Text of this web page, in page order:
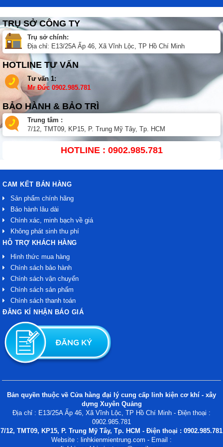
TRỤ SỞ CÔNG TY
Trụ sở chính:
Địa chỉ: E13/25A Ấp 46, Xã Vĩnh Lộc, TP Hồ Chí Minh
HOTLINE TƯ VẤN
Tư vấn 1:
Mr Đức 0902.985.781
BẢO HÀNH & BẢO TRÌ
Trung tâm :
7/12, TMT09, KP15, P. Trung Mỹ Tây, Tp. HCM
HOTLINE : 0902.985.781
CAM KẾT BÁN HÀNG
Sản phẩm chính hãng
Bảo hành lâu dài
Chính xác, minh bạch về giá
Không phát sinh thu phí
HỖ TRỢ KHÁCH HÀNG
Hình thức mua hàng
Chính sách bảo hành
Chính sách vận chuyển
Chính sách sản phẩm
Chính sách thanh toán
ĐĂNG KÍ NHẬN BÁO GIÁ
Bản quyền thuộc về Cửa hàng đại lý cung cấp linh kiện cơ khí - xây
dựng Xuyên Quảng
Địa chỉ : E13/25A Ấp 46, Xã Vĩnh Lộc, TP Hồ Chí Minh - Điện thoại :
0902.985.781
7/12, TMT09, KP15, P. Trung Mỹ Tây, Tp. HCM - Điện thoại : 0902.985.781
Website : linhkienmientrung.com - Email :